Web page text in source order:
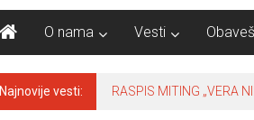
O nama Vesti
Najnovije vesti: RASPIS MITING „VERA